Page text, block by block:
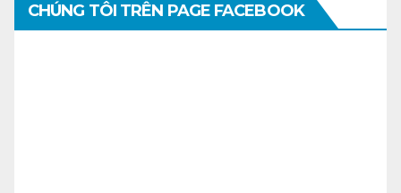
CHÚNG TÔI TRÊN PAGE FACEBOOK